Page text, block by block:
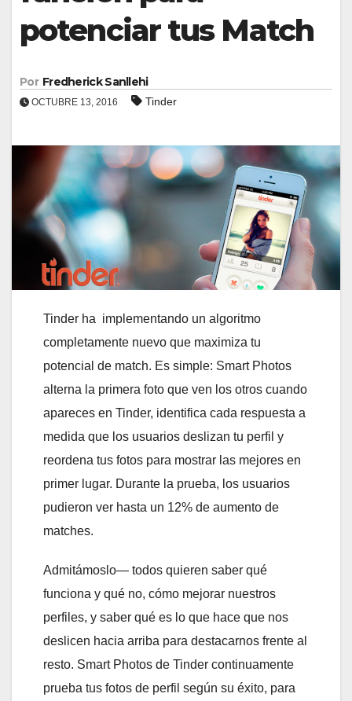
potenciar tus Match
Por Fredherick Sanllehi
OCTUBRE 13, 2016 Tinder
Tinder ha implementando un algoritmo
completamente nuevo que maximiza tu
potencial de match. Es simple: Smart Photos
alterna la primera foto que ven los otros cuando
apareces en Tinder, identifica cada respuesta a
medida que los usuarios deslizan tu perfil y
reordena tus fotos para mostrar las mejores en
primer lugar. Durante la prueba, los usuarios
pudieron ver hasta un 12% de aumento de
matches.
Admitámoslo— todos quieren saber qué
funciona y qué no, cómo mejorar nuestros
perfiles, y saber qué es lo que hace que nos
deslicen hacia arriba para destacarnos frente al
resto. Smart Photos de Tinder continuamente
prueba tus fotos de perfil según su éxito, para